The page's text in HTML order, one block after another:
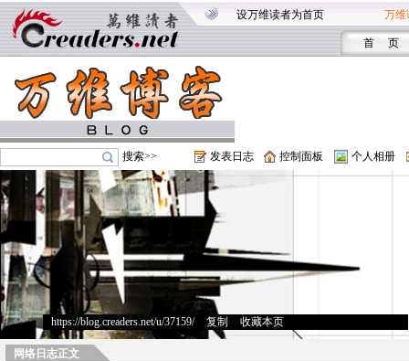
设万维读者为首页 万维
首 页
搜索>> 发表日志 控制面板 个人相册
https://blog.creaders.net/u/37159/> 复制 收藏本页
网络日志正文